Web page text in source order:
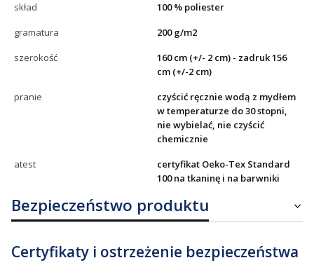
skład
100 % poliester
gramatura
200 g/m2
szerokość
160 cm (+/- 2 cm) - zadruk 156
cm (+/-2 cm)
pranie
czyścić ręcznie wodą z mydłem
w temperaturze do 30 stopni,
nie wybielać, nie czyścić
chemicznie
atest
certyfikat Oeko-Tex Standard
100 na tkaninę i na barwniki
Bezpieczeństwo produktu
Certyfikaty i ostrzeżenie bezpieczeństwa